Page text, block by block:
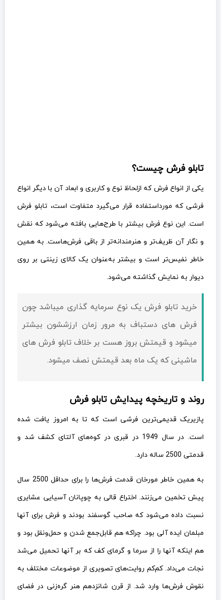
تابلو فرش چیست؟
یکی از انواع فرش که ازلحاظ نوع و کاربری و ابعاد آن با دیگر انواع
فرشی که مورداستفاده قرار می‌گیرد متفاوت است، تابلو فرش
است. این نوع فرش بیشتر با طرح‌هایی بافته می‌شود که نقش
و نگار آن ظریف‌تر و هنرمندانه‌تر از باقی فرش‌هاست. به همین
خاطر نفیس‌تر است و بیشتر به‌عنوان یک کالای زینتی بر روی
دیوار به نمایش گذاشته می‌شود.
خرید تابلو فرش یک نوع سرمایه گذاری میباشد چون
فرش های دستباف به مرور زمان ارزششون بیشتر
میشود و قيمتش بروز هست بر خلاف تابلو فرش های
ماشینی که یک ماه بعد قيمتش نصف میشود.
روند و تاریخچه پیدایش تابلو فرش
پازیریک قدیمی‌ترین فرشی است که تا به امروز یافت شده
است. در سال 1949 در قبری در کوه‌های آلتای کشف شد و
قدمتی 2500 ساله دارد.
به همین خاطر مورخان قدمت فرش‌ها را برای حداقل 2500 سال
پیش تخمین می‌زنند. اختراع قالی به چوپانان آسیایی عشایری
نسبت داده می‌شود که صاحب گوسفند بودند و فرش برای آنها
مبلمان ایده آلی بود. چراکه هم قابل‌جمع شدن و حمل‌ونقل بود و
هم اینکه آنها را از سرما و گرمای کف که بر آنها تحمیل می‌شد
نجات می‌داد. کم‌کم روایت‌های تصویری از موضوعات مختلف به
نقوش فرش‌ها وارد شد. از قرن شانزدهم هنر گره‌زنی در فضای